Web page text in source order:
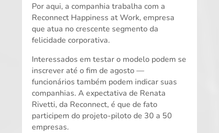
Por aqui, a companhia trabalha com a
Reconnect Happiness at Work, empresa
que atua no crescente segmento da
felicidade corporativa.
Interessados em testar o modelo podem se
inscrever até o fim de agosto —
funcionários também podem indicar suas
companhias. A expectativa de Renata
Rivetti, da Reconnect, é que de fato
participem do projeto-piloto de 30 a 50
empresas.